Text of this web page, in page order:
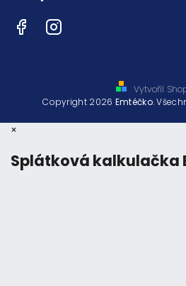
FacebookInstagram
Vytvořil
Copyright 2026 Emtéčko.
×
Splátková kalkulačka